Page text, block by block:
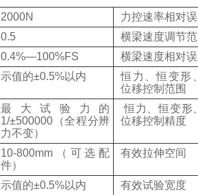
2000N 力控速率相对
0.5 横梁速度调节范
0.4%—100%FS 横梁速度相对
示值的±0.5%以内
恒力、恒变形
位移控制范围
最大试验力的
1/±500000 （全程分辨
力不变）
恒力、恒变形
位移控制精度
10-800mm （可选配
件）
有效拉伸空间
示值的±0.5%以内 有效试验宽度